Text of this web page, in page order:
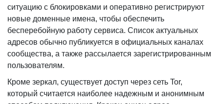
ситуацию с блокировками и оперативно регистрируют
новые доменные имена, чтобы обеспечить
бесперебойную работу сервиса. Список актуальных
адресов обычно публикуется в официальных каналах
сообщества, а также рассылается зарегистрированным
пользователям.
Кроме зеркал, существует доступ через сеть Tor,
который считается наиболее надежным и анонимным